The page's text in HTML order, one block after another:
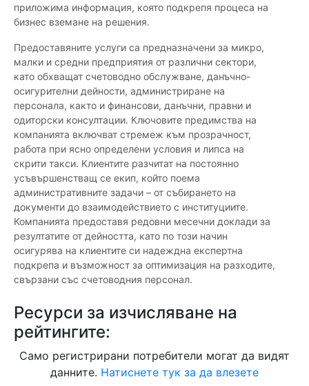
приложима информация, която подкрепя процеса на
бизнес вземане на решения.
Предоставяните услуги са предназначени за микро,
малки и средни предприятия от различни сектори,
като обхващат счетоводно обслужване, данъчно-
осигурителни дейности, администриране на
персонала, както и финансови, данъчни, правни и
одиторски консултации. Ключовите предимства на
компанията включват стремеж към прозрачност,
работа при ясно определени условия и липса на
скрити такси. Клиентите разчитат на постоянно
усъвършенстващ се екип, който поема
административните задачи – от събирането на
документи до взаимодействието с институциите.
Компанията предоставя редовни месечни доклади за
резултатите от дейността, като по този начин
осигурява на клиентите си надеждна експертна
подкрепа и възможност за оптимизация на разходите,
свързани със счетоводния персонал.
Ресурси за изчисляване на
рейтингите:
Само регистрирани потребители могат да видят
данните. Натиснете тук за да влезете